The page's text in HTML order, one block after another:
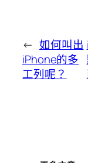
← 如何叫出
iPhone的多
工列呢？